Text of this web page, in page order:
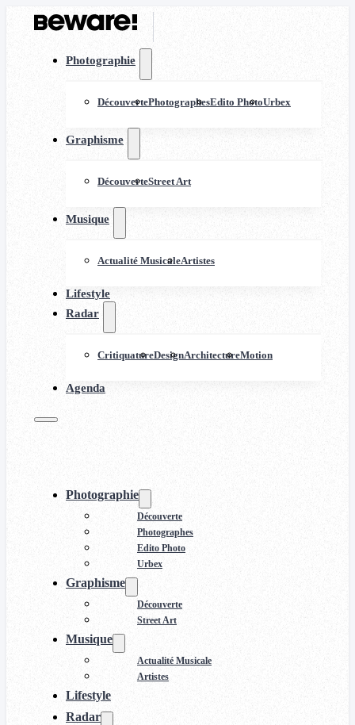
Photographie
DécouvertePhotographesEdito PhotoUrbex
Graphisme
DécouverteStreet Art
Musique
Actualité MusicaleArtistes
Lifestyle
Radar
CritiquatureDesignArchitectureMotion
Agenda
Photographie
Découverte
Photographes
Edito Photo
Urbex
Graphisme
Découverte
Street Art
Musique
Actualité Musicale
Artistes
Lifestyle
Radar